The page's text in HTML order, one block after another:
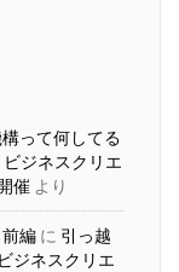
って何してる
ビジネスクリエ
催 より
編 に 引っ越
ジネスクリエ